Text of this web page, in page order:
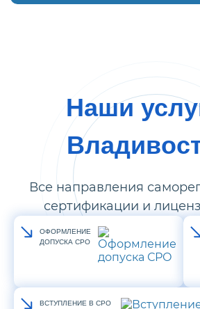
Наши
Все направления
сертификации и
ОФОРМЛЕНИЕ
ДОПУСКА СРО
ВСТУПЛЕНИЕ В СРО